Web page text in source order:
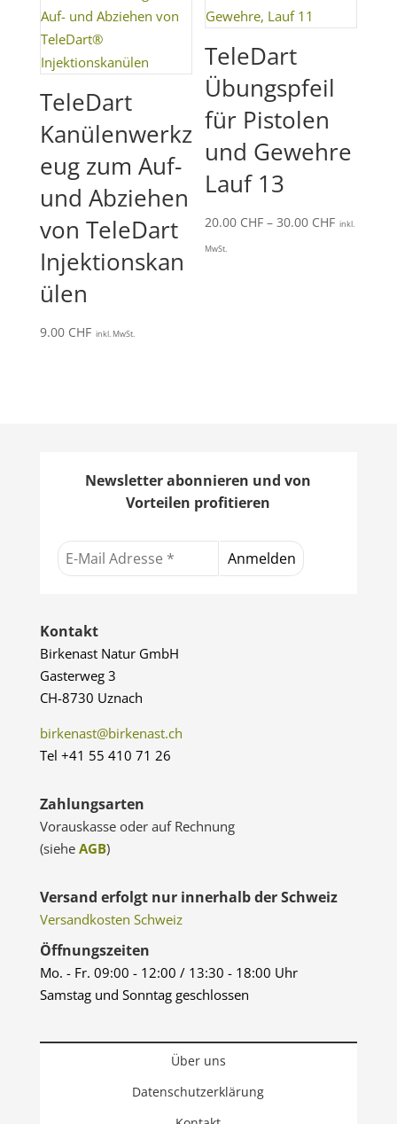
TeleDart
Kanülenwerkz
eug zum Auf-
und Abziehen
von TeleDart
Injektionskan
ülen
9.00 CHF inkl. MwSt.
TeleDart
Übungspfeil
für Pistolen
und Gewehre
Lauf 13
20.00 CHF –30.00 CHF inkl.
MwSt.
Newsletter abonnieren und von
Vorteilen profitieren
Kontakt
Birkenast Natur GmbH
Gasterweg 3
CH-8730 Uznach
birkenast@birkenast.ch
Tel +41 55 410 71 26
Zahlungsarten
Vorauskasse oder auf Rechnung
(siehe AGB)
Versand erfolgt nur innerhalb der Schweiz
Versandkosten Schweiz
Öffnungszeiten
Mo. - Fr. 09:00 - 12:00 / 13:30 - 18:00 Uhr
Samstag und Sonntag geschlossen
Über uns
Datenschutzerklärung